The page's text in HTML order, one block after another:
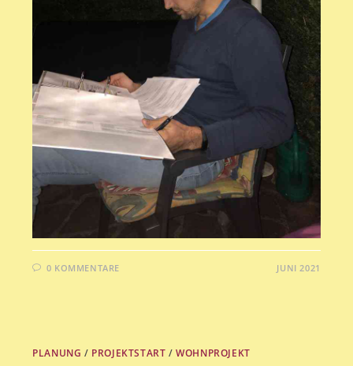
0 KOMMENTARE 1. JUNI 2021
PLANUNG / PROJEKTSTART /WOHNPROJEKT